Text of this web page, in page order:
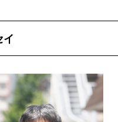
お腹を合わせて抱か
買ったものを乗せる
人間、はんぶんおさ
イ